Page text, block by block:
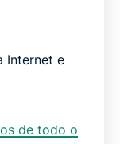
Internet e
de todo o